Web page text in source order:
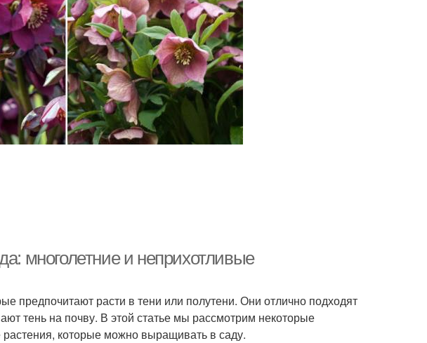
многолетние и неприхотливые
предпочитают расти в тени или полутени. Они отлично подходят
тень на почву. В этой статье мы рассмотрим некоторые
которые можно выращивать в саду.